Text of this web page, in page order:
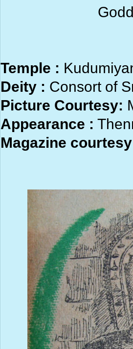
Temple :
Deity : Consort of
Picture Courtesy:
Appearance :
Magazine